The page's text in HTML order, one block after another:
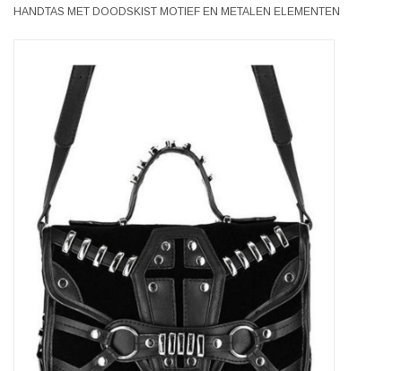
Veronese Design
Giftware & Lifestyle &
Collectables
Bezoek ons
Nieuw
Aanbiedingen
HANDTAS MET DOODSKIST MOTIEF EN METALEN ELEMENTEN